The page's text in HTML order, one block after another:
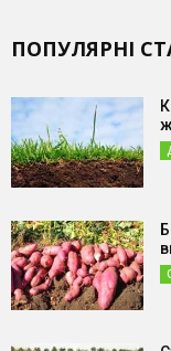
ПОПУЛЯРНІ